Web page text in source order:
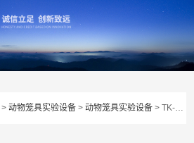
>动物笼具实验设备 >动物笼具实验设备 > TK-CLJ-5小鼠层流架（5层）